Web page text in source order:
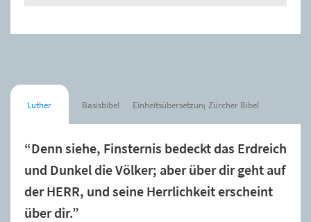
Luther Basisbibel Einheitsübersetzung Zürcher Bibel
“Denn siehe, Finsternis bedeckt das Erdreich
und Dunkel die Völker; aber über dir geht auf
der HERR, und seine Herrlichkeit erscheint
über dir.”